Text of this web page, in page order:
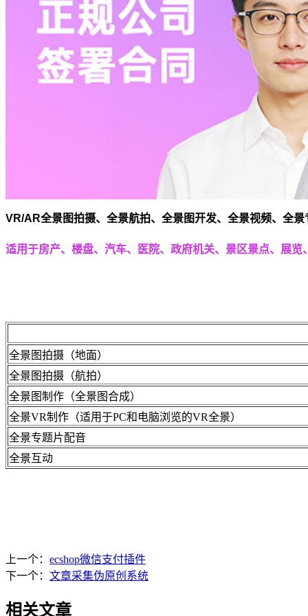
VR/AR全景图拍摄、全景航拍、全景图开发、全景视频、全
适用于房产、楼盘、汽车、医院、政府机关、景区景点、展览
全景图拍摄（地面）
全景图拍摄（航拍）
全景图制作（全景图合成）
全景VR制作 （适用于PC和电脑浏览的VR全景）
全景专题片配音
全景互动
上一个： ecshop微信支付插件
下一个： 文章采集伪原创系统
相关文章